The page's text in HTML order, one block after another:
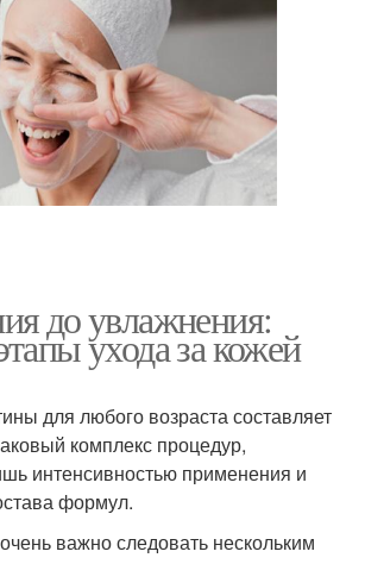
до увлажнения:
ухода за кожей
для любого возраста составляет
комплекс процедур,
интенсивностью применения и
формул.
важно следовать нескольким